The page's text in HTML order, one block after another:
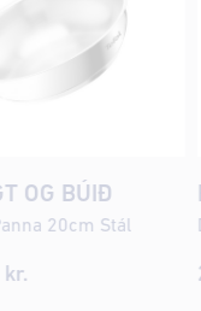
OG BÚIÐ
20cm Stál
kr.